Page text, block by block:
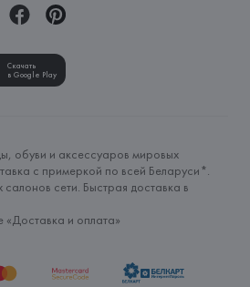
Скачать
в Google Play
обуви и аксессуаров мировых
с примеркой по всей Беларуси*.
сети. Быстрая доставка в
«Доставка и оплата»